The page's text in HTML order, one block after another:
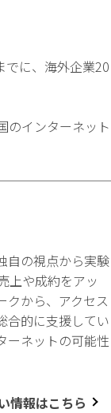
でに、海外企業20
のインターネット
自の視点から実験
上や成約をアッ
クから、アクセス
合的に支援してい
ーネットの可能性
情報はこちら